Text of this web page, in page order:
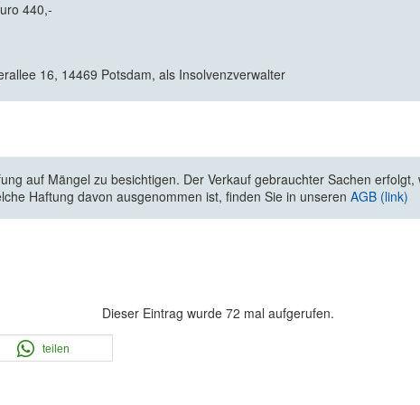
440,-
16, 14469 Potsdam, als Insolvenzverwalter
auf Mängel zu besichtigen. Der Verkauf gebrauchter Sachen
Haftung davon ausgenommen ist, finden Sie in unseren AGB (link)
Dieser Eintrag wurde 72 mal aufgerufen.
teilen